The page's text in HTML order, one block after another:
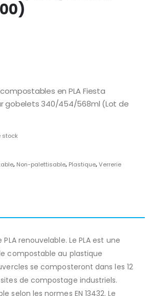
en PLA Fiesta
gobelets 340/454/568ml (Lot de
stock
, Non-palettisable, Plastique,Verrerie
renouvelable. Le PLA est une
compostable au plastique
se composteront dans les 12
de compostage industriels.
selon les normes EN 13432. Le